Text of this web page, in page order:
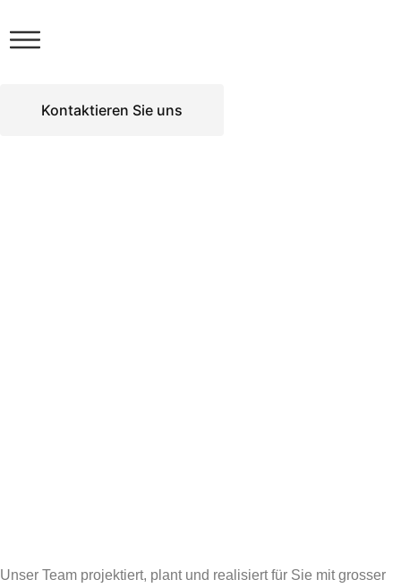
Kontaktieren Sie uns
Unser Team projektiert, plant und realisiert für Sie mit grosser